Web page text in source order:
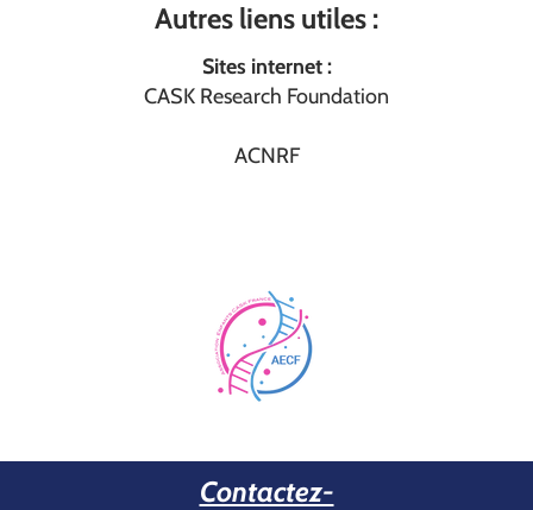
Autres liens utiles :
Sites internet :
CASK Research Foundation
ACNRF
Contactez-